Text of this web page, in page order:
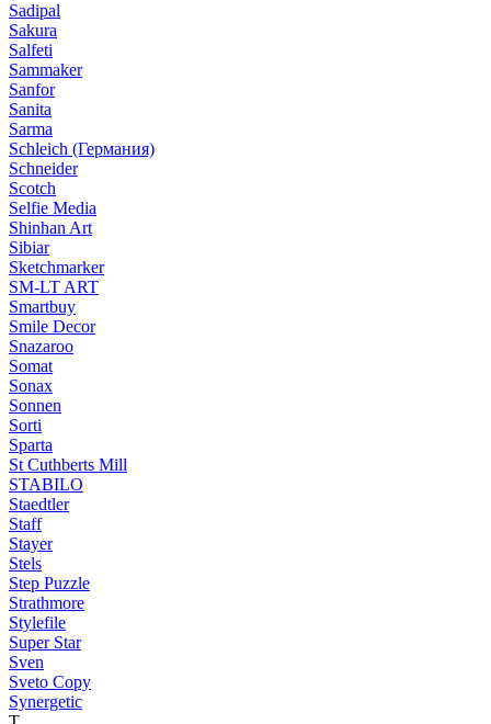
Sadipal
Sakura
Salfeti
Sammaker
Sanfor
Sanita
Sarma
Schleich (Германия)
Schneider
Scotch
Selfie Media
Shinhan Art
Sibiar
Sketchmarker
SM-LT ART
Smartbuy
Smile Decor
Snazaroo
Somat
Sonax
Sonnen
Sorti
Sparta
St Cuthberts Mill
STABILO
Staedtler
Staff
Stayer
Stels
Step Puzzle
Strathmore
Stylefile
Super Star
Sven
Sveto Copy
Synergetic